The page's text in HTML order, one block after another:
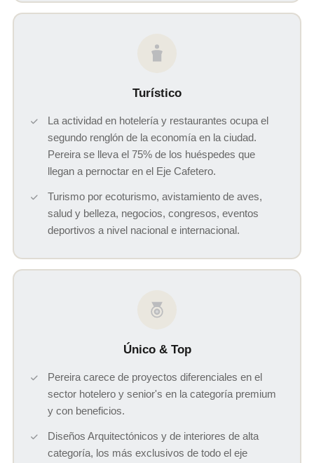
Turístico
La actividad en hotelería y restaurantes ocupa el
segundo renglón de la economía en la ciudad.
Pereira se lleva el 75% de los huéspedes que
llegan a pernoctar en el Eje Cafetero.
Turismo por ecoturismo, avistamiento de aves,
salud y belleza, negocios, congresos, eventos
deportivos a nivel nacional e internacional.
Único & Top
Pereira carece de proyectos diferenciales en el
sector hotelero y senior's en la categoría premium
y con beneficios.
Diseños Arquitectónicos y de interiores de alta
categoría, los más exclusivos de todo el eje